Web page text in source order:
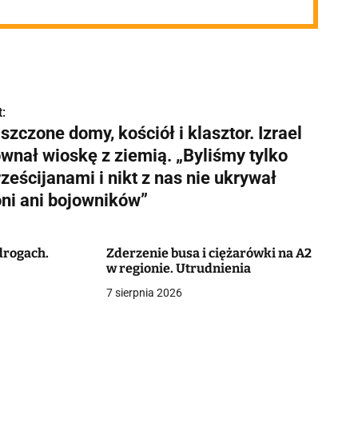
domy, kościół i klasztor. Izrael
wioskę z ziemią. „Byliśmy tylko
i nikt z nas nie ukrywał
ani bojowników”
Zderzenie busa i ciężarówki na A2
w regionie. Utrudnienia
7 sierpnia 2026